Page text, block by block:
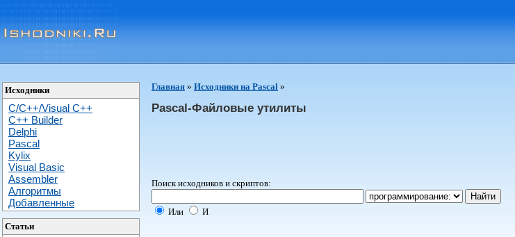
Исходники
C/C++/Visual C++
С++ Builder
Delphi
Pascal
Kylix
Visual Basic
Assembler
Алгоритмы
Добавленные
Статьи
Главная » Исходники на Pascal »
Pascal-Файловые утилиты
Поиск исходников и скриптов:
Или И